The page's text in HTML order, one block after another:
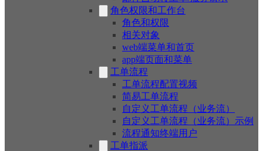
角色权限和工作台
角色和权限
相关对象
web端菜单和首页
app端页面和菜单
工单流程
工单流程配置视频
简易工单流程
自定义工单流程（业务流）
自定义工单流程（业务流）示例
流程通知终端用户
工单指派